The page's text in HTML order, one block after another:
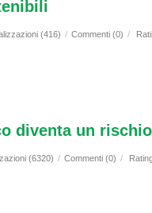
(416) / Commenti (0) /
diventa un rischio
(6320) / Commenti (0) /